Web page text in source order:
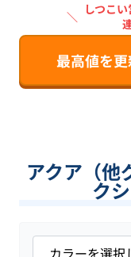
＼ しつこ
最高値を
アクア（他
ク